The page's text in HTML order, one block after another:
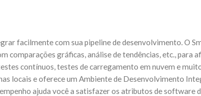
facilmente com sua pipeline de desenvolvimento. O
gráficas, análise de tendências, etc., para
contínuos, testes de carregamento em nuvem e
locais e oferece um Ambiente de Desenvolvimento
ajuda você a satisfazer os atributos de software